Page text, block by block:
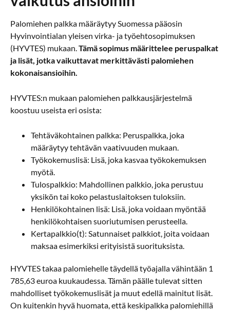
Palomiehen palkka määräytyy Suomessa pääosin
Hyvinvointialan yleisen virka- ja työehtosopimuksen
(HYVTES) mukaan.Tämä sopimus määrittelee peruspalkat
ja lisät, jotka vaikuttavat merkittävästi palomiehen
kokonaisansioihin.
HYVTES:n mukaan palomiehen palkkausjärjestelmä
koostuu useista eri osista:
Tehtäväkohtainen palkka: Peruspalkka, joka
määräytyy tehtävän vaativuuden mukaan.
Työkokemuslisä: Lisä, joka kasvaa työkokemuksen
myötä.
Tulospalkkio: Mahdollinen palkkio, joka perustuu
yksikön tai koko pelastuslaitoksen tuloksiin.
Henkilökohtainen lisä: Lisä, joka voidaan myöntää
henkilökohtaisen suoriutumisen perusteella.
Kertapalkkio(t): Satunnaiset palkkiot, joita voidaan
maksaa esimerkiksi erityisistä suorituksista.
HYVTES takaa palomiehelle täydellä työajalla vähintään 1
785,63 euroa kuukaudessa. Tämän päälle tulevat sitten
mahdolliset työkokemuslisät ja muut edellä mainitut lisät.
On kuitenkin hyvä huomata, että keskipalkka palomiehillä